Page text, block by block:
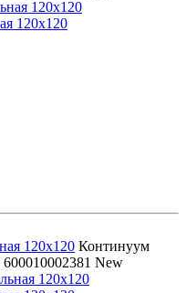
120x120
120x120 Континуум
600010002381 New